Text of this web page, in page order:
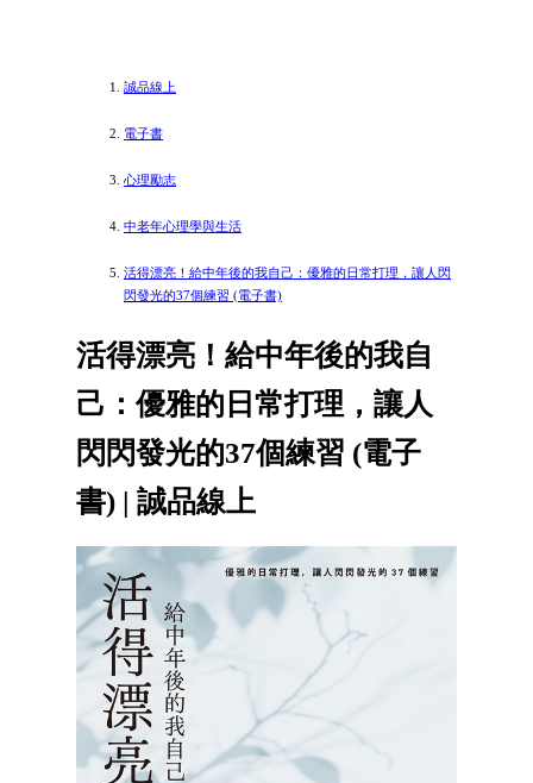
誠品線上
電子書
心理勵志
中老年心理學與生活
活得漂亮！給中年後的我自己：優雅的日常打理，讓人閃
閃發光的37個練習 (電子書)
活得漂亮！給中年後的我自
己：優雅的日常打理，讓人
閃閃發光的37個練習 (電子
書) | 誠品線上